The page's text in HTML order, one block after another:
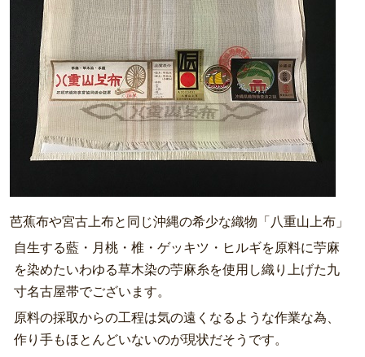
芭蕉布や宮古上布と同じ沖縄の希少な織物「八重山上布」
自生する藍・月桃・椎・ゲッキツ・ヒルギを原料に苧麻
を染めたいわゆる草木染の苧麻糸を使用し織り上げた九
寸名古屋帯でございます。
原料の採取からの工程は気の遠くなるような作業な為、
作り手もほとんどいないのが現状だそうです。